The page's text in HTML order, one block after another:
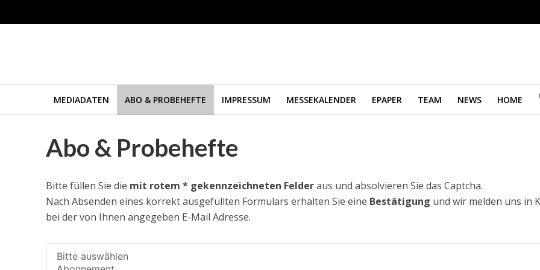
MEDIADATEN ABO & PROBEHEFTE IMPRESSUM MESSEKALENDER EPAPER TEAM NEWS HOME
Abo & Probehefte
Bitte füllen Sie die mit rotem * gekennzeichneten Felderaus und absolvieren Sie das Captcha.
Nach Absenden eines korrekt ausgefüllten Formulars erhalten Sie eine Bestätigung und wir melden uns in
bei der von Ihnen angegeben E-Mail Adresse.